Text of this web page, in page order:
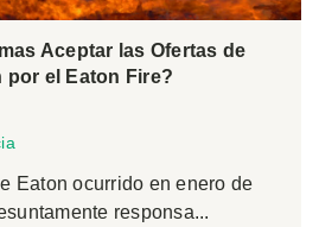
Aceptar las Ofertas de
el Eaton Fire?
Eaton ocurrido en enero de
responsa...